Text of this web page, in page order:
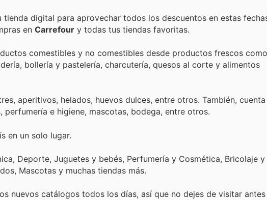
digital para aprovechar todos los descuentos en estas
en Carrefour y todas tus tiendas favoritas.
comestibles y no comestibles desde productos frescos como
bollería y pastelería, charcutería, quesos al corte y alimentos
aperitivos, helados, huevos dulces, entre otros. También,
un amplio surtido de bebidas, productos BIO, para bebés, perfumería e higiene, mascotas, bodega, entre otros.
en un solo lugar.
Deporte, Juguetes y bebés, Perfumería y Cosmética, Bricolaje y
Mascotas y muchas tiendas más.
nuevos catálogos todos los días, así que no dejes de visitar